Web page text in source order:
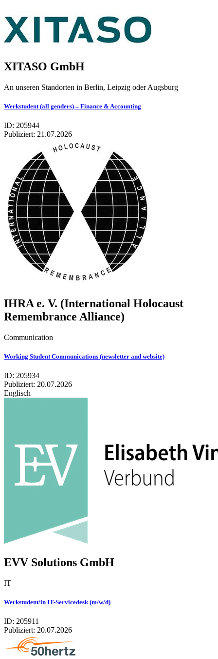
XITASO GmbH
An unseren Standorten in Berlin, Leipzig oder Augsburg
Werkstudent (all genders) – Finance & Accounting
ID: 205944
Publiziert: 21.07.2026
IHRA e. V. (Inter­na­tio­nal Holo­caust
Remem­brance Alli­ance)
Communication
Working Student Communications (newsletter and website)
ID: 205934
Publiziert: 20.07.2026
Englisch
EVV Solutions GmbH
IT
Werkstudent/in IT-Servicedesk (m/w/d)
ID: 205911
Publiziert: 20.07.2026